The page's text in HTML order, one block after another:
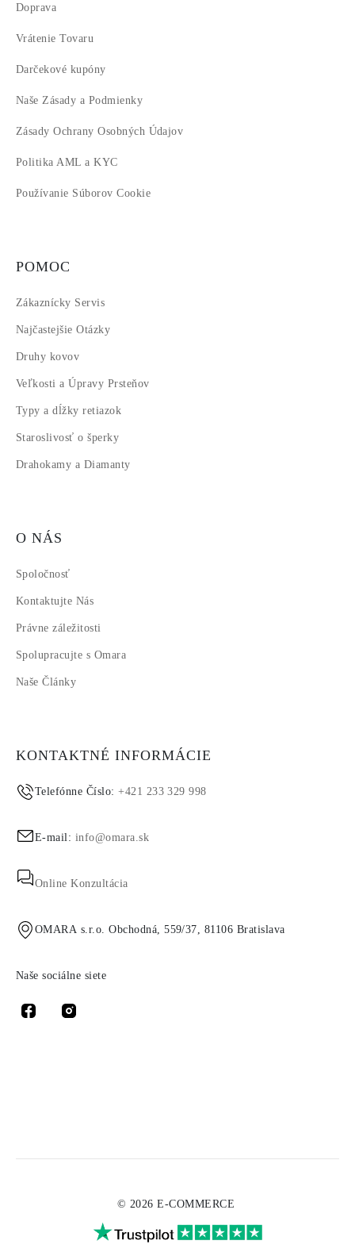
Doprava
Vrátenie Tovaru
Darčekové kupóny
Naše Zásady a Podmienky
Zásady Ochrany Osobných Údajov
Politika AML a KYC
Používanie Súborov Cookie
POMOC
Zákaznícky Servis
Najčastejšie Otázky
Druhy kovov
Veľkosti a Úpravy Prsteňov
Typy a dĺžky retiazok
Staroslivosť o šperky
Drahokamy a Diamanty
O NÁS
Spoločnosť
Kontaktujte Nás
Právne záležitosti
Spolupracujte s Omara
Naše Články
KONTAKTNÉ INFORMÁCIE
Telefónne Číslo:+421 233 329 998
E-mail: info@omara.sk
Online Konzultácia
OMARA s.r.o. Obchodná, 559/37, 81106 Bratislava
Naše sociálne siete
© 2026 E-COMMERCE